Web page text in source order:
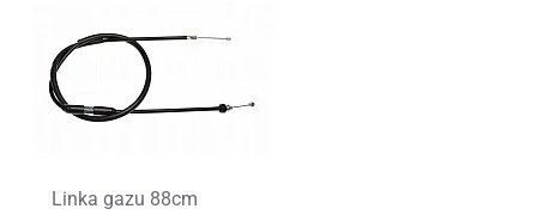
Linka gazu 88cm